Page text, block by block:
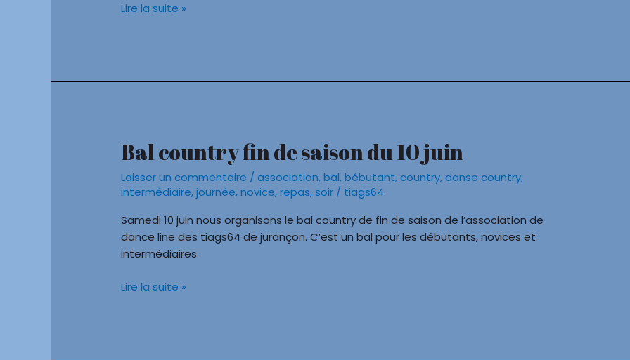
Lire la suite »
Bal country fin de saison du 10 juin
Laisser un commentaire /association,bal,bébutant,country,danse country,
intermédiaire,journée,novice,repas,soir / tiags64
Samedi 10 juin nous organisons le bal country de fin de saison de l’association de
dance line des tiags64 de jurançon. C’est un bal pour les débutants, novices et
intermédiaires.
Bal
country
fin
de
saison
du
10
Lire la suite »